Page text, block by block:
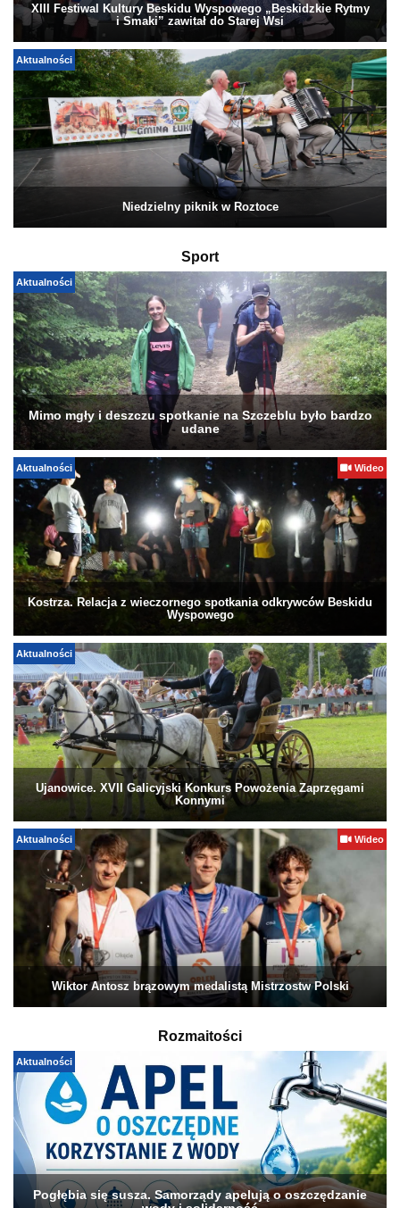
XIII Festiwal Kultury Beskidu Wyspowego „Beskidzkie Rytmy
i Smaki” zawitał do Starej Wsi
Aktualności
Niedzielny piknik w Roztoce
Sport
Aktualności
Mimo mgły i deszczu spotkanie na Szczeblu było bardzo
udane
Aktualności Wideo
Kostrza. Relacja z wieczornego spotkania odkrywców Beskidu
Wyspowego
Aktualności
Ujanowice. XVII Galicyjski Konkurs Powożenia Zaprzęgami
Konnymi
Aktualności Wideo
Wiktor Antosz brązowym medalistą Mistrzostw Polski
Rozmaitości
Aktualności
Pogłębia się susza. Samorządy apelują o oszczędzanie